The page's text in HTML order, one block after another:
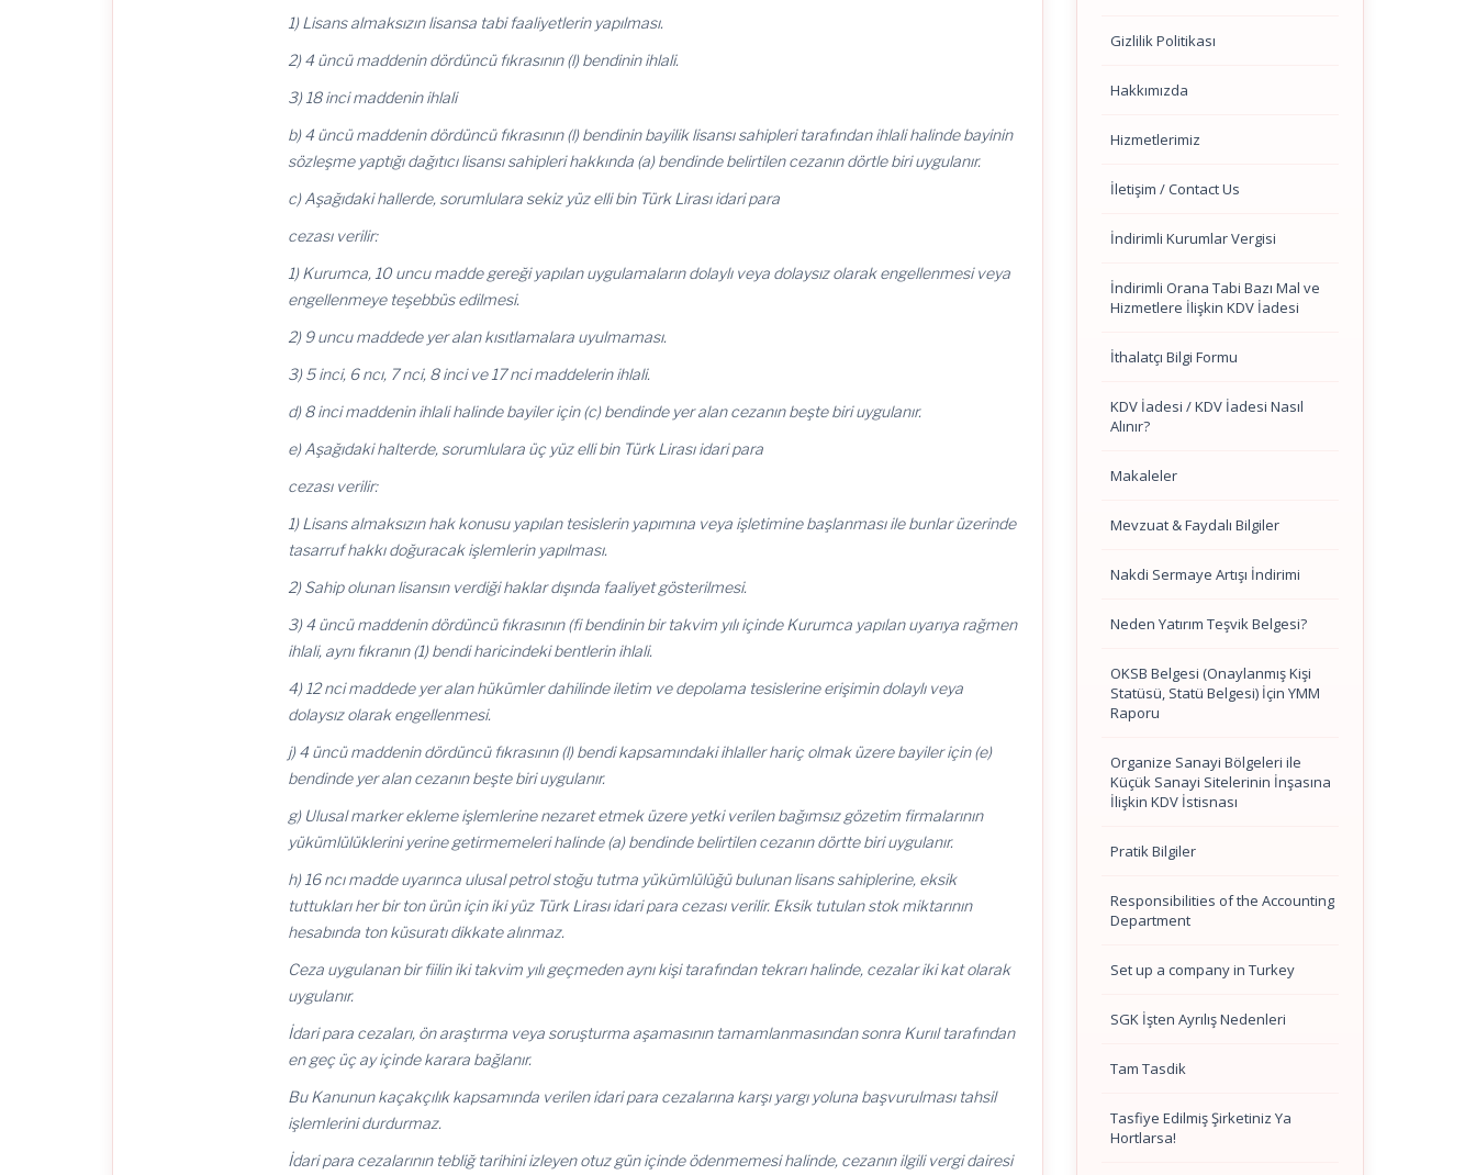
1) Lisans almaksızın lisansa tabi faaliyetlerin yapılması.
2) 4 üncü maddenin dördüncü fıkrasının (l) bendinin ihlali.
3) 18 inci maddenin ihlali
b) 4 üncü maddenin dördüncü fıkrasının (l) bendinin bayilik lisansı sahipleri tarafından ihlali halinde bayinin
sözleşme yaptığı dağıtıcı lisansı sahipleri hakkında (a) bendinde belirtilen cezanın dörtle biri uygulanır.
c) Aşağıdaki hallerde, sorumlulara sekiz yüz elli bin Türk Lirası idari para
cezası verilir:
1) Kurumca, 10 uncu madde gereği yapılan uygulamaların dolaylı veya dolaysız olarak engellenmesi veya
engellenmeye teşebbüs edilmesi.
2) 9 uncu maddede yer alan kısıtlamalara uyulmaması.
3) 5 inci, 6 ncı, 7 nci, 8 inci ve 17 nci maddelerin ihlali.
d) 8 inci maddenin ihlali halinde bayiler için (c) bendinde yer alan cezanın beşte biri uygulanır.
e) Aşağıdaki halterde, sorumlulara üç yüz elli bin Türk Lirası idari para
cezası verilir:
1) Lisans almaksızın hak konusu yapılan tesislerin yapımına veya işletimine başlanması ile bunlar üzerinde
tasarruf hakkı doğuracak işlemlerin yapılması.
2) Sahip olunan lisansın verdiği haklar dışında faaliyet gösterilmesi.
3) 4 üncü maddenin dördüncü fıkrasının (fi bendinin bir takvim yılı içinde Kurumca yapılan uyarıya rağmen
ihlali, aynı fıkranın (1) bendi haricindeki bentlerin ihlali.
4) 12 nci maddede yer alan hükümler dahilinde iletim ve depolama tesislerine erişimin dolaylı veya
dolaysız olarak engellenmesi.
j) 4 üncü maddenin dördüncü fıkrasının (l) bendi kapsamındaki ihlaller hariç olmak üzere bayiler için (e)
bendinde yer alan cezanın beşte biri uygulanır.
g) Ulusal marker ekleme işlemlerine nezaret etmek üzere yetki verilen bağımsız gözetim firmalarının
yükümlülüklerini yerine getirmemeleri halinde (a) bendinde belirtilen cezanın dörtte biri uygulanır.
h) 16 ncı madde uyarınca ulusal petrol stoğu tutma yükümlülüğü bulunan lisans sahiplerine, eksik
tuttukları her bir ton ürün için iki yüz Türk Lirası idari para cezası verilir. Eksik tutulan stok miktarının
hesabında ton küsuratı dikkate alınmaz.
Ceza uygulanan bir fiilin iki takvim yılı geçmeden aynı kişi tarafından tekrarı halinde, cezalar iki kat olarak
uygulanır.
İdari para cezaları, ön araştırma veya soruşturma aşamasının tamamlanmasından sonra Kurııl tarafından
en geç üç ay içinde karara bağlanır.
Bu Kanunun kaçakçılık kapsamında verilen idari para cezalarına karşı yargı yoluna başvurulması tahsil
işlemlerini durdurmaz.
İdari para cezalarının tebliğ tarihini izleyen otuz gün içinde ödenmemesi halinde, cezanın ilgili vergi dairesi
Gizlilik Politikası
Hakkımızda
Hizmetlerimiz
İletişim / Contact Us
İndirimli Kurumlar Vergisi
İndirimli Orana Tabi Bazı Mal ve
Hizmetlere İlişkin KDV İadesi
İthalatçı Bilgi Formu
KDV İadesi / KDV İadesi Nasıl
Alınır?
Makaleler
Mevzuat & Faydalı Bilgiler
Nakdi Sermaye Artışı İndirimi
Neden Yatırım Teşvik Belgesi?
OKSB Belgesi (Onaylanmış Kişi
Statüsü, Statü Belgesi) İçin YMM
Raporu
Organize Sanayi Bölgeleri ile
Küçük Sanayi Sitelerinin İnşasına
İlişkin KDV İstisnası
Pratik Bilgiler
Responsibilities of the Accounting
Department
Set up a company in Turkey
SGK İşten Ayrılış Nedenleri
Tam Tasdik
Tasfiye Edilmiş Şirketiniz Ya
Hortlarsa!